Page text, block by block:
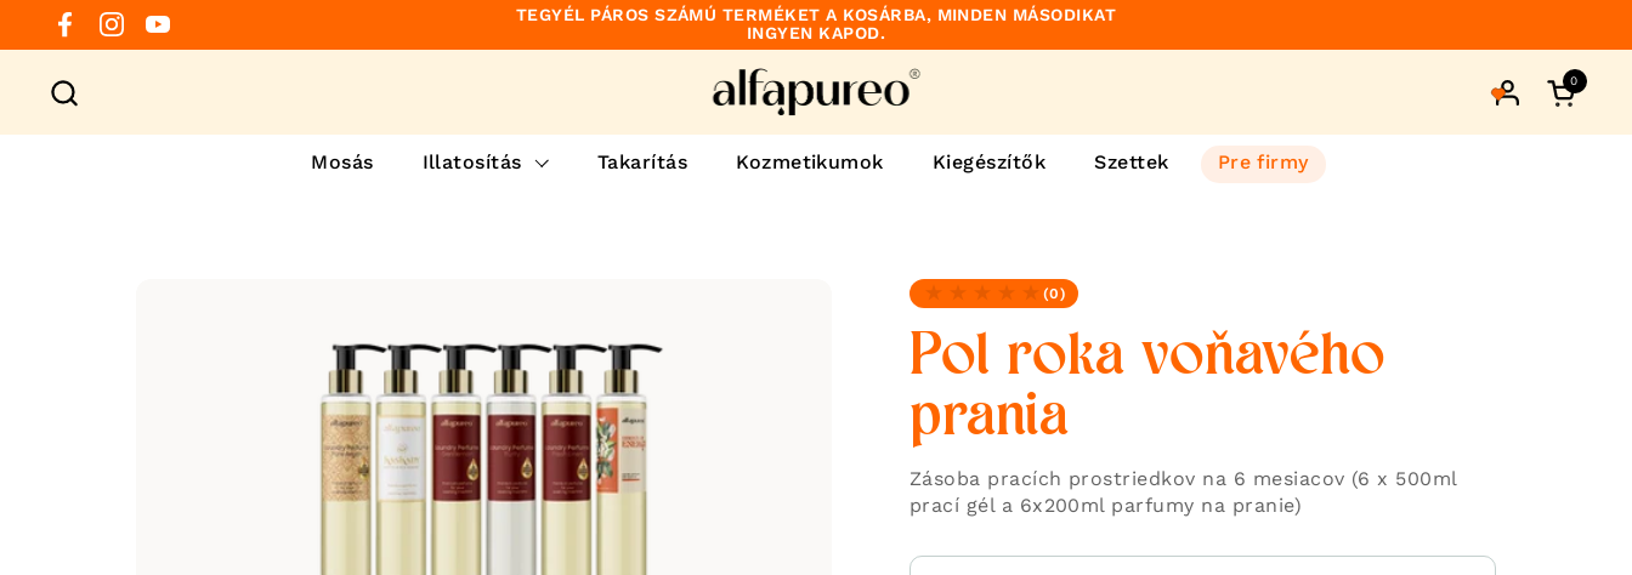
Preskočiť na obsah
Facebook
Instagram
YouTube
TEGYÉL PÁROS SZÁMÚ TERMÉKET A KOSÁRBA, MINDEN MÁSODIKAT
INGYEN KAPOD.
Otvorte
0
Mosás Illatosítás Takarítás Kozmetikumok Kiegészítők Szettek Pre firmy
Žiadne recenzie
(0)
Pol roka voňavého
prania
Zásoba pracích prostriedkov na 6 mesiacov (6 x 500ml
prací gél a 6x200ml parfumy na pranie)